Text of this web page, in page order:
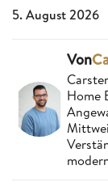
5. August 2026
Von
Home